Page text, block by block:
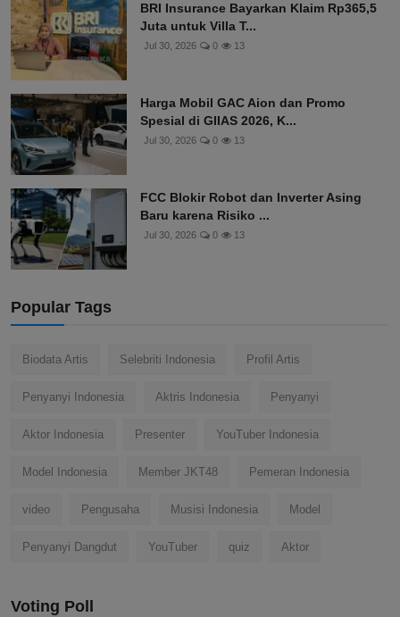
BRI Insurance Bayarkan Klaim Rp365,5
Juta untuk Villa T...
Jul 30, 2026 0 13
Harga Mobil GAC Aion dan Promo
Spesial di GIIAS 2026, K...
Jul 30, 2026 0 13
FCC Blokir Robot dan Inverter Asing
Baru karena Risiko ...
Jul 30, 2026 0 13
Popular Tags
Biodata Artis Selebriti Indonesia Profil Artis
Penyanyi Indonesia Aktris Indonesia Penyanyi
Aktor Indonesia Presenter YouTuber Indonesia
Model Indonesia Member JKT48 Pemeran Indonesia
video Pengusaha Musisi Indonesia Model
Penyanyi Dangdut YouTuber quiz Aktor
Voting Poll